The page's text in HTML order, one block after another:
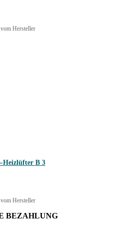
Hersteller
Heizlüfter B 3
Hersteller
BEZAHLUNG